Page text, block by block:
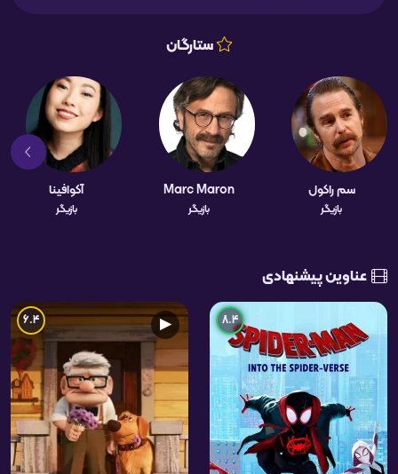
ستارگان
سم راکول
بازیگر
Marc Maron
بازیگر
آکوافینا
بازیگر
عناوین پیشنهادی
8.4
▶
6.4